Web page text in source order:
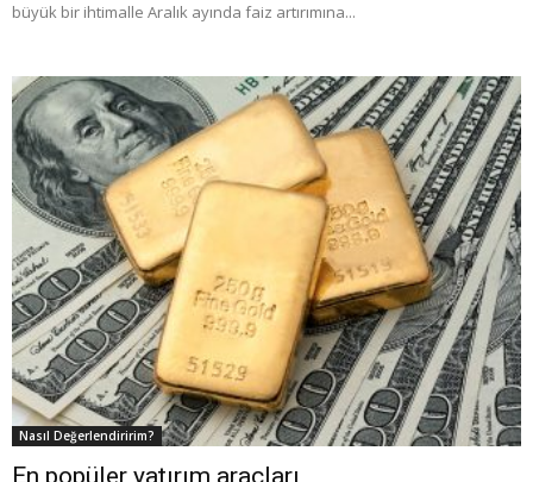
büyük bir ihtimalle Aralık ayında faiz artırımına...
Nasıl Değerlendiririm?
En popüler yatırım araçları